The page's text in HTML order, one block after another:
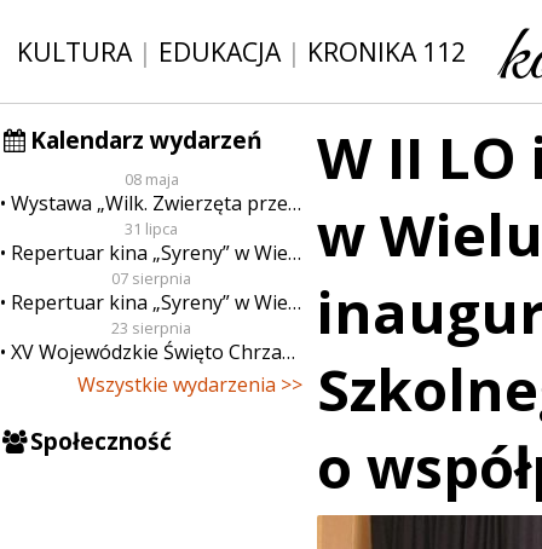
KULTURA| EDUKACJA| KRONIKA 112
Kalendarz wydarzeń
08 maja
Wystawa „Wilk. Zwierzęta przeklęte”
31 lipca
Repertuar kina „Syreny” w Wieluniu w dn. od 31 lipca do 6 sierpnia
07 sierpnia
Repertuar kina „Syreny” w Wieluniu w dn. od 7 do 13 sierpnia
23 sierpnia
XV Wojewódzkie Święto Chrzanu
Wszystkie wydarzenia >>
Społeczność
W II LO
w
o